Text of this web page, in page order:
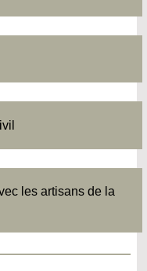
les artisans de la